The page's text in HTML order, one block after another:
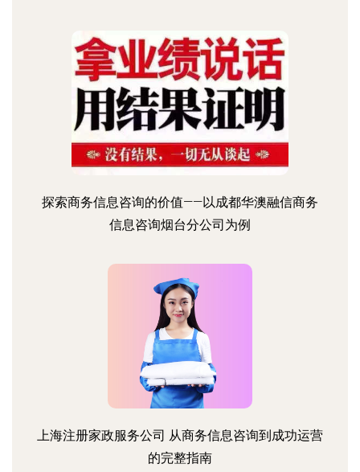
探索商务信息咨询的价值——以成都华澳融信商务
信息咨询烟台分公司为例
上海注册家政服务公司 从商务信息咨询到成功运营
的完整指南